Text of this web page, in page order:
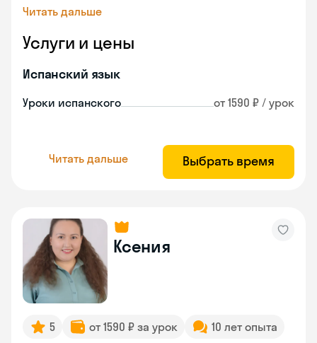
Читать дальше
Услуги и цены
Испанский язык
Уроки испанского от 1590 ₽ / урок
Читать дальше Выбрать время
Ксения
5 от 1590 ₽ за урок 10 лет опыта